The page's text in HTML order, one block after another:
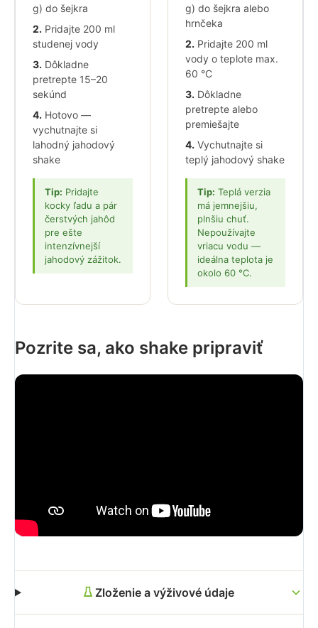
g) do šejkra
2. Pridajte 200 ml
studenej vody
3. Dôkladne
pretrepte 15–20
sekúnd
4. Hotovo —
vychutnajte si
lahodný jahodový
shake
Tip: Pridajte
kocky ľadu a pár
čerstvých jahôd
pre ešte
intenzívnejší
jahodový zážitok.
g) do šejkra alebo
hrnčeka
2. Pridajte 200 ml
vody o teplote max.
60 °C
3. Dôkladne
pretrepte alebo
premiešajte
4. Vychutnajte si
teplý jahodový shake
Tip: Teplá verzia
má jemnejšiu,
plnšiu chuť.
Nepoužívajte
vriacu vodu —
ideálna teplota je
okolo 60 °C.
Pozrite sa, ako shake pripraviť
Zloženie a výživové údaje